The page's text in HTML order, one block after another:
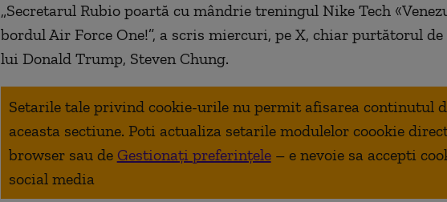
„Secretarul Rubio poartă cu mândrie treningul Nike Tech
bordul Air Force One!”, a scris miercuri, pe X, chiar purtătorul
lui Donald Trump, Steven Chung.
Setarile tale privind cookie-urile nu permit afisarea continutul
aceasta sectiune. Poti actualiza setarile modulelor coookie
browser sau de Gestionați preferințele – e nevoie sa accepti
social media